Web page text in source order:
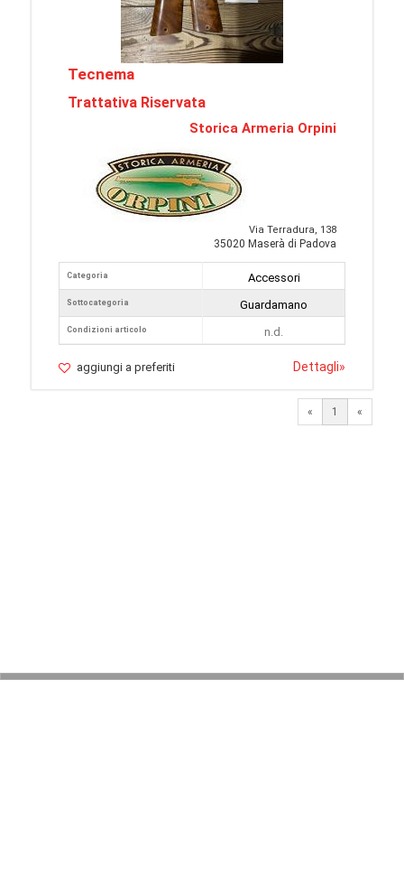
Tecnema
Trattativa Riservata
Storica Armeria Orpini
Via Terradura, 138
35020 Maserà di Padova
Categoria
Sottocategoria
Condizioni articolo
Accessori
Guardamano
n.d.
aggiungi a preferiti Dettagli»
« 1 «